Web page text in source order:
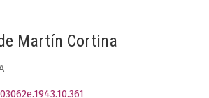
Martín Cortina